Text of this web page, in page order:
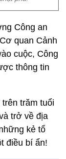
Công an
quan Cảnh
cuộc, Công
thông tin
trên trăm tuổi
trở về địa
kẻ tổ
điều bí ẩn!